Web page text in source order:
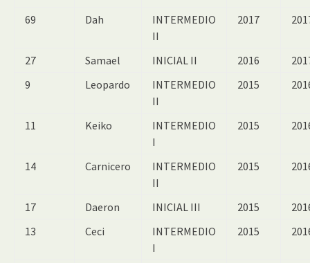
69
Dah
INTERMEDIO
II
2017
27 Samael INICIAL II 2016
9
Leopardo
INTERMEDIO
II
2015
11 Keiko
INTERMEDIO
I
2015
14 Carnicero
INTERMEDIO
II
2015
17 Daeron INICIAL III 2015
13
Ceci
INTERMEDIO
I
2015